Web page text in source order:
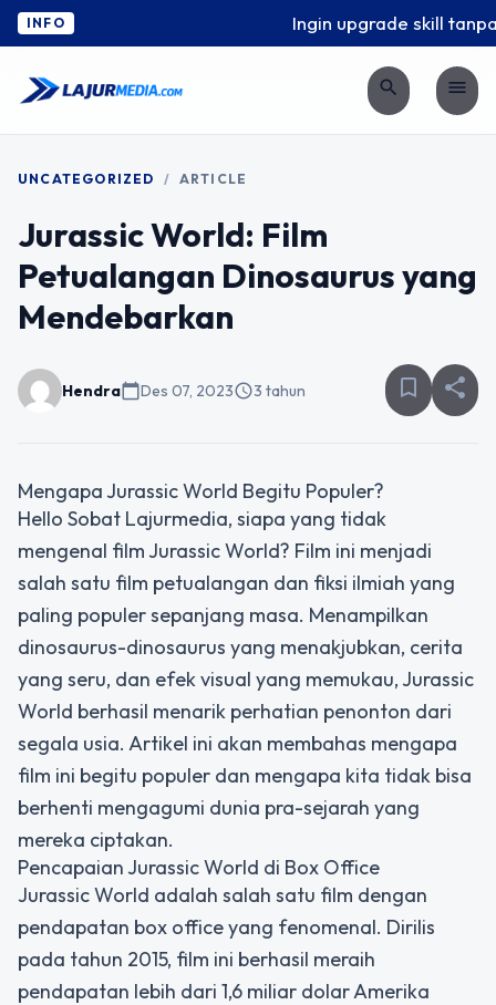
INFO Ingin upgrade skill
search menu
UNCATEGORIZED / ARTICLE
Jurassic World: Film
Petualangan Dinosaurus yang
Mendebarkan
Hendracalendar_todayDes 07, 2023schedule3 tahun bookmark_border share
Mengapa Jurassic World Begitu Populer?
Hello Sobat Lajurmedia, siapa yang tidak
mengenal film Jurassic World? Film ini menjadi
salah satu film petualangan dan fiksi ilmiah yang
paling populer sepanjang masa. Menampilkan
dinosaurus-dinosaurus yang menakjubkan, cerita
yang seru, dan efek visual yang memukau, Jurassic
World berhasil menarik perhatian penonton dari
segala usia. Artikel ini akan membahas mengapa
film ini begitu populer dan mengapa kita tidak bisa
berhenti mengagumi dunia pra-sejarah yang
mereka ciptakan.
Pencapaian Jurassic World di Box Office
Jurassic World adalah salah satu film dengan
pendapatan box office yang fenomenal. Dirilis
pada tahun 2015, film ini berhasil meraih
pendapatan lebih dari 1,6 miliar dolar Amerika